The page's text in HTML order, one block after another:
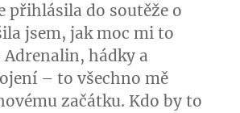
přihlásila do soutěže o
jsem, jak moc mi to
hádky a
– to všechno mě
začátku. Kdo by to